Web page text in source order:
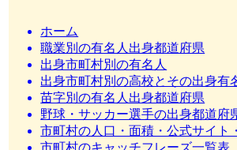
ホーム
職業別の有名人出身都道府県
出身市町村別の有名人
出身市町村別の高校とその出身有
苗字別の有名人出身都道府県
野球・サッカー選手の出身都道府
市町村の人口・面積・公式サイト
市町村のキャッチフレーズ一覧表